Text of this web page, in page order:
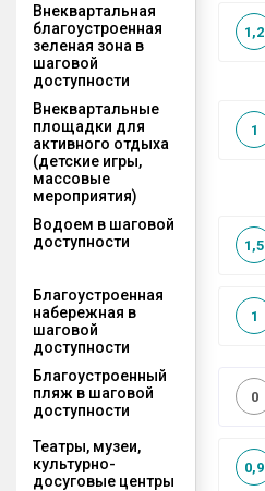
Внеквартальная
благоустроенная
зеленая зона в
шаговой
доступности
1,2
Внеквартальные
площадки для
активного отдыха
(детские игры,
массовые
мероприятия)
1
Водоем в шаговой
доступности
1,5
Благоустроенная
набережная в
шаговой
доступности
1
Благоустроенный
пляж в шаговой
доступности
0
Театры, музеи,
культурно-
досуговые центры
0,9